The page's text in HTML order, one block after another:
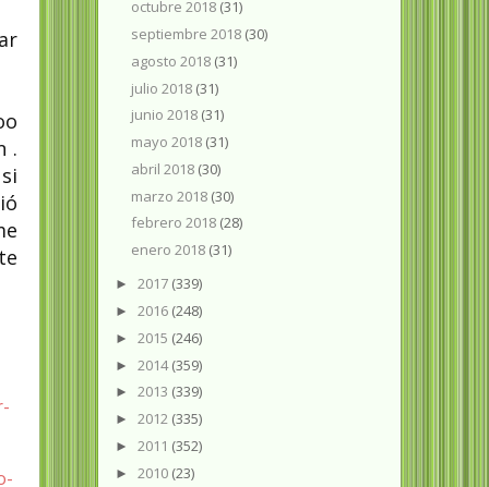
.
octubre 2018 (31)
septiembre 2018 (30)
agosto 2018 (31)
julio 2018 (31)
junio 2018 (31)
mayo 2018 (31)
abril 2018 (30)
marzo 2018 (30)
febrero 2018 (28)
enero 2018 (31)
► 2017 (339)
► 2016 (248)
► 2015 (246)
► 2014(359)
► 2013 (339)
► 2012 (335)
► 2011 (352)
► 2010 (23)